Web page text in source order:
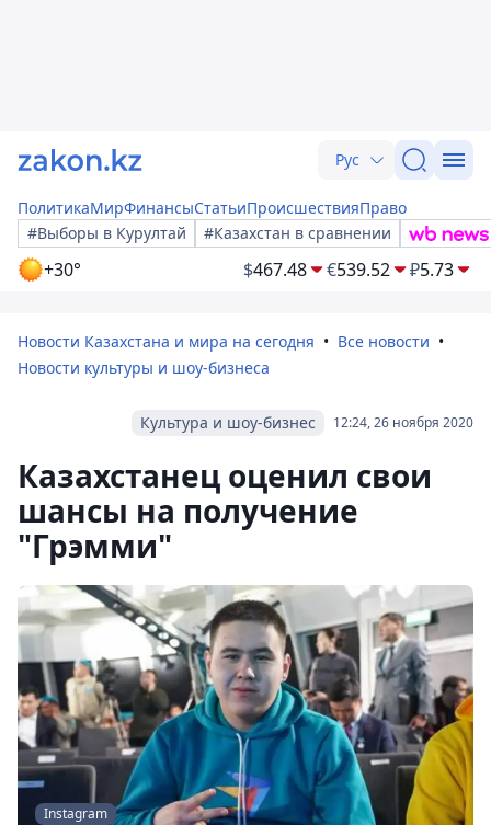
Рус
ПолитикаМирФинансыСтатьиПроисшествияПраво
#Выборы в Курултай
#Казахстан в сравнении
+30° $467.48 €539.52 ₽5.73
Новости Казахстана и мира на сегодня
Все новости
Новости культуры и шоу-бизнеса
12:24, 26 ноября 2020
Культура и шоу-бизнес
Казахстанец оценил свои
шансы на получение
"Грэмми"
Instagram